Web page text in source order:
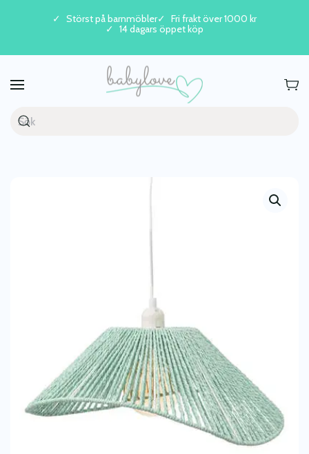
Skip to main content
Störst på barnmöbler
Fri frakt över 1000 kr
14 dagars öppet köp